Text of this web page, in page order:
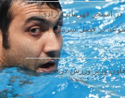
استخر قهرمانی آزادی؛
در فصل سرما
وزیر ورزش در استخر